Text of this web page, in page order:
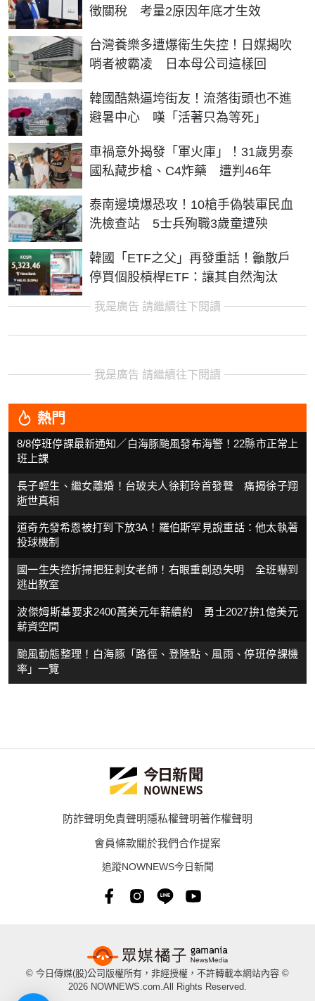
徵關稅 考量2原因年底才生效
台灣養樂多遭爆衛生失控！日媒揭吹
哨者被霸凌 日本母公司這樣回
韓國酷熱逼垮街友！流落街頭也不進
避暑中心 嘆「活著只為等死」
車禍意外揭發「軍火庫」！31歲男泰
國私藏步槍、C4炸藥 遭判46年
泰南邊境爆恐攻！10槍手偽裝軍民血
洗檢查站 5士兵殉職3歲童遭殃
韓國「ETF之父」再發重話！籲散戶
停買個股槓桿ETF：讓其自然淘汰
我是廣告 請繼續往下閱讀
我是廣告 請繼續往下閱讀
熱門
8/8停班停課最新通知／白海豚颱風發布海警！22縣市正常上
班上課
長子輕生、繼女離婚！台玻夫人徐莉玲首發聲 痛揭徐子翔
逝世真相
道奇先發希恩被打到下放3A！羅伯斯罕見說重話：他太執著
投球機制
國一生失控折掃把狂刺女老師！右眼重創恐失明 全班嚇到
逃出教室
波傑姆斯基要求2400萬美元年薪續約 勇士2027拚1億美元
薪資空間
颱風動態整理！白海豚「路徑、登陸點、風雨、停班停課機
率」一覽
防詐聲明免責聲明隱私權聲明著作權聲明
會員條款關於我們合作提案
追蹤NOWNEWS今日新聞
© 今日傳媒(股)公司版權所有，非經授權，不許轉載本網站內容 ©
2026 NOWNEWS.com.All Rights Reserved.